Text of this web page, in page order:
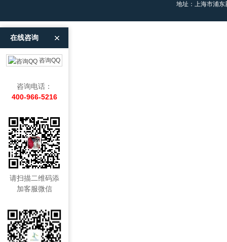
地址：上海市浦
在线咨询
咨询QQ
咨询电话：
400-966-5216
请扫描二维码添
加客服微信